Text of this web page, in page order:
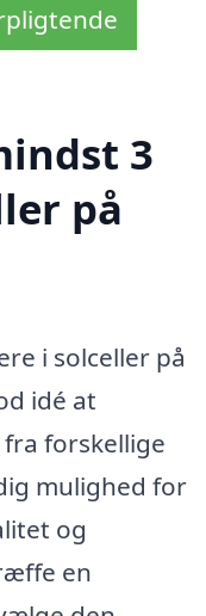
3
på
i solceller på
idé at
forskellige
mulighed for
og
en